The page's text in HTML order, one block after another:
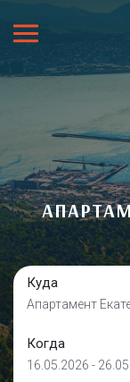
Куда
Апартамент
Когда
16.05.2026 -